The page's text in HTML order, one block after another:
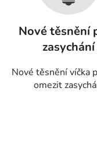
Nové těsnění
zasychání
Nové těsnění víčka
omezit